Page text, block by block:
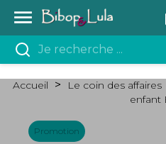

Accueil Le coin des affaires
enfant
Promotion